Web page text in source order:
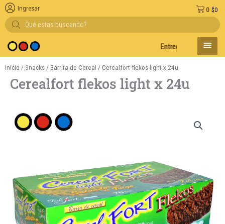
Búsqueda
de
productos
Entregas en el día en
$0
0
Ingresar
MENÚ
Inicio / Snacks / Barrita de Cereal / Cerealfort flekos light x 24u
Cerealfort flekos light x 24u